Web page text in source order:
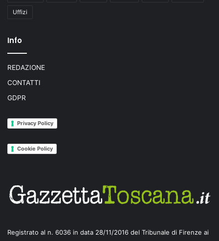
Uffizi
Info
REDAZIONE
CONTATTI
GDPR
Privacy Policy
Cookie Policy
Registrato al n. 6036 in data 28/11/2016 del Tribunale di Firenze ai